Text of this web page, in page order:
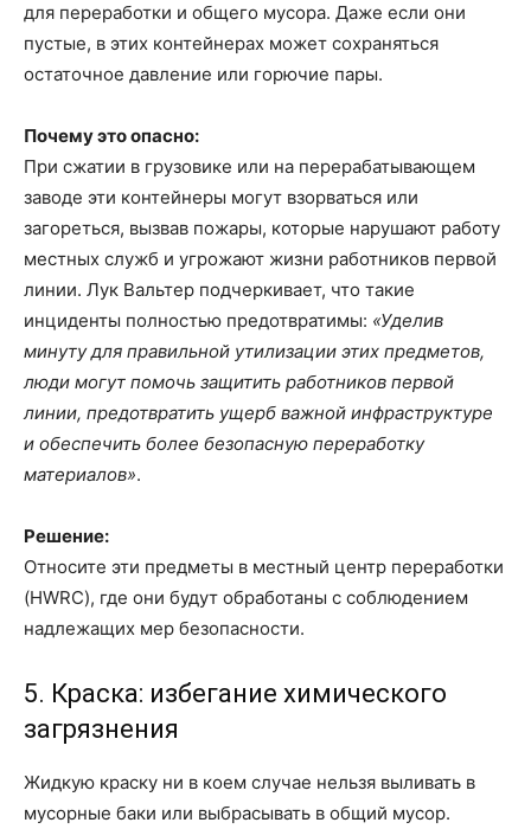
для переработки и общего мусора. Даже если они
пустые, в этих контейнерах может сохраняться
остаточное давление или горючие пары.
Почему это опасно:
При сжатии в грузовике или на перерабатывающем
заводе эти контейнеры могут взорваться или
загореться, вызвав пожары, которые нарушают работу
местных служб и угрожают жизни работников первой
линии. Лук Вальтер подчеркивает, что такие
инциденты полностью предотвратимы: «Уделив
минуту для правильной утилизации этих предметов,
люди могут помочь защитить работников первой
линии, предотвратить ущерб важной инфраструктуре
и обеспечить более безопасную переработку
материалов».
Решение:
Относите эти предметы в местный центр переработки
(HWRC), где они будут обработаны с соблюдением
надлежащих мер безопасности.
5. Краска: избегание химического
загрязнения
Жидкую краску ни в коем случае нельзя выливать в
мусорные баки или выбрасывать в общий мусор.